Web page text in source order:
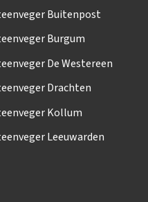
Buitenpost
Burgum
De Westereen
Drachten
Kollum
Leeuwarden